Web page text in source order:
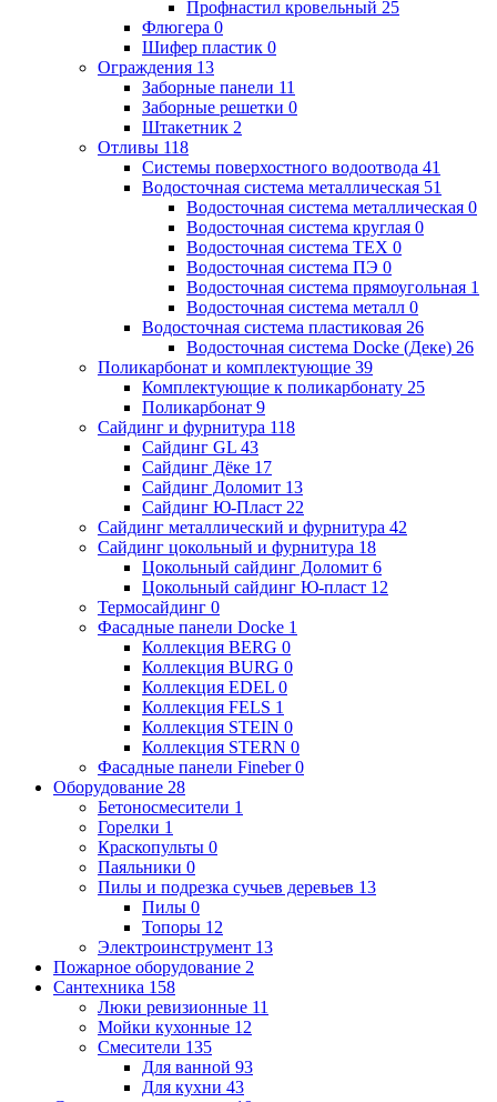
Профнастил кровельный 25
Флюгера 0
Шифер пластик 0
Ограждения 13
Заборные панели 11
Заборные решетки 0
Штакетник 2
Отливы 118
Системы поверхостного водоотвода 41
Водосточная система металлическая 51
Водосточная система металлическая 0
Водосточная система круглая 0
Водосточная система ТЕХ 0
Водосточная система ПЭ 0
Водосточная система прямоугольная 1
Водосточная система металл 0
Водосточная система пластиковая 26
Водосточная система Docke (Деке) 26
Поликарбонат и комплектующие 39
Комплектующие к поликарбонату 25
Поликарбонат 9
Сайдинг и фурнитура 118
Сайдинг GL 43
Сайдинг Дёке 17
Сайдинг Доломит 13
Сайдинг Ю-Пласт 22
Сайдинг металлический и фурнитура 42
Сайдинг цокольный и фурнитура 18
Цокольный сайдинг Доломит 6
Цокольный сайдинг Ю-пласт 12
Термосайдинг 0
Фасадные панели Docke 1
Коллекция BERG 0
Коллекция BURG 0
Коллекция EDEL 0
Коллекция FELS 1
Коллекция STEIN 0
Коллекция STERN 0
Фасадные панели Fineber0
Оборудование 28
Бетоносмесители 1
Горелки 1
Краскопульты 0
Паяльники 0
Пилы и подрезка сучьев деревьев 13
Пилы 0
Топоры 12
Электроинструмент 13
Пожарное оборудование 2
Сантехника 158
Люки ревизионные 11
Мойки кухонные 12
Смесители 135
Для ванной 93
Для кухни 43